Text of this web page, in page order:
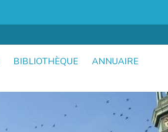
BIBLIOTHÈQUE
ANNUAIRE